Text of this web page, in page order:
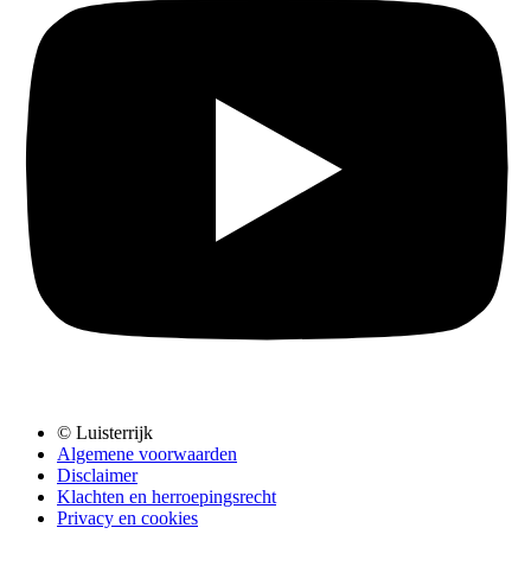
© Luisterrijk
Algemene voorwaarden
Disclaimer
Klachten en herroepingsrecht
Privacy en cookies